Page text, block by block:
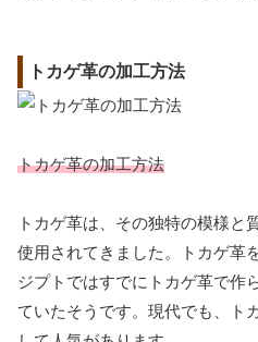
トカゲ革の加工方法
トカゲ革の加工方法
トカゲ革は、その独特の模様と
使用されてきました。トカゲ革
ジプトではすでにトカゲ革で作
ていたそうです。現代でも、ト